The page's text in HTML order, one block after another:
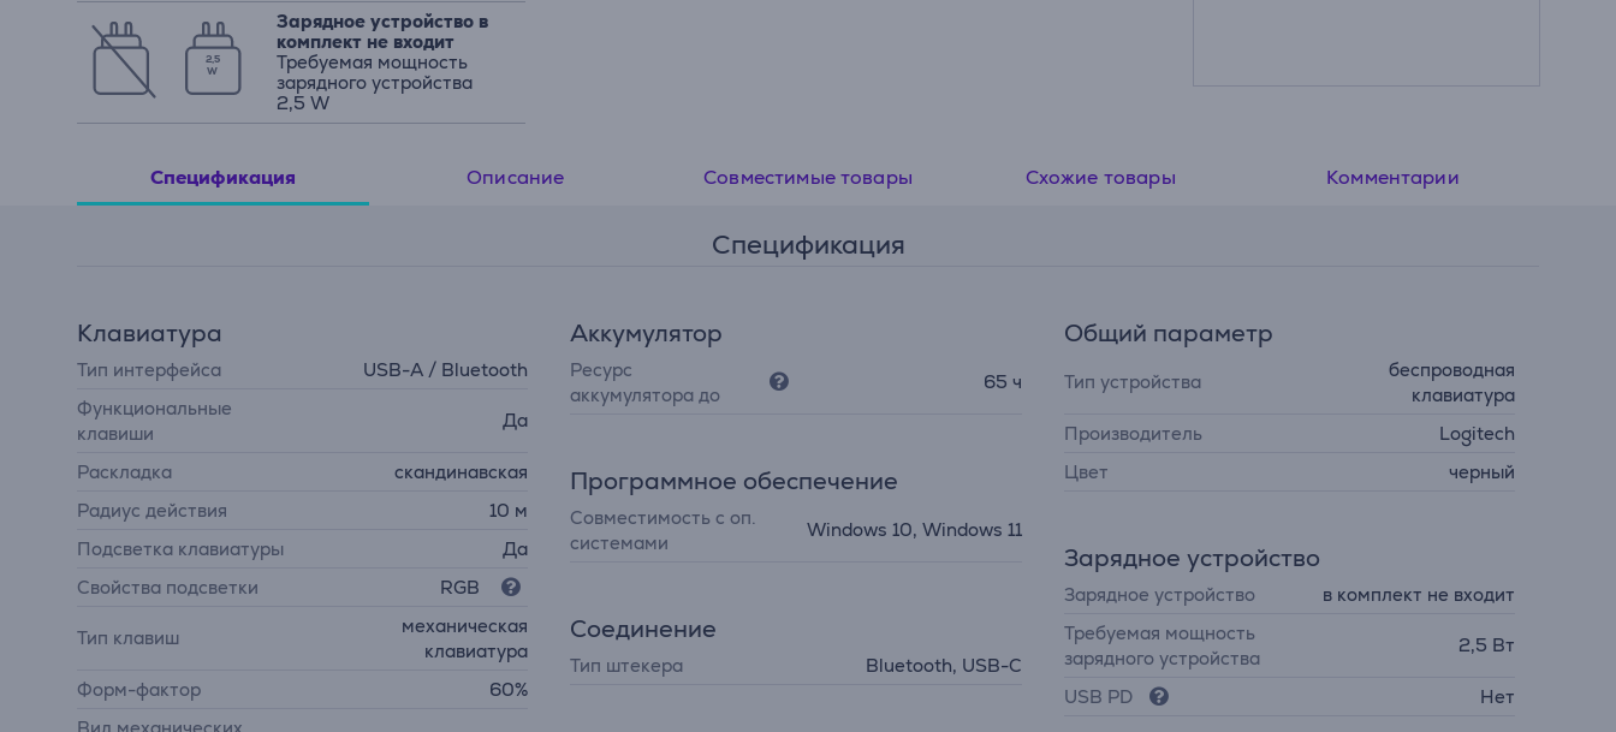
2,5
W
Зарядное устройство в
комплект не входит
Требуемая мощность
зарядного устройства
2,5 W
Спецификация Описание Совместимые товары Схожие товары Комментарии
Спецификация
Клавиатура
Тип интерфейса
USB-A / Bluetooth
Функциональные
клавиши
Да
Раскладка
скандинавская
Радиус действия
10 м
Подсветка клавиатуры
Да
Свойства подсветки
RGB
Тип клавиш
механическая
клавиатура
Форм-фактор
60%
Вид механических
Аккумулятор
Ресурс
аккумулятора до
65 ч
Программное обеспечение
Совместимость с оп.
системами
Windows 10, Windows 11
Соединение
Тип штекера Bluetooth, USB-C
Общий параметр
Тип устройства
беспроводная
клавиатура
Производитель
Logitech
Цвет
черный
Зарядное устройство
Зарядное устройство
в комплект не входит
Требуемая мощность
зарядного устройства
2,5 Вт
USB PD Нет